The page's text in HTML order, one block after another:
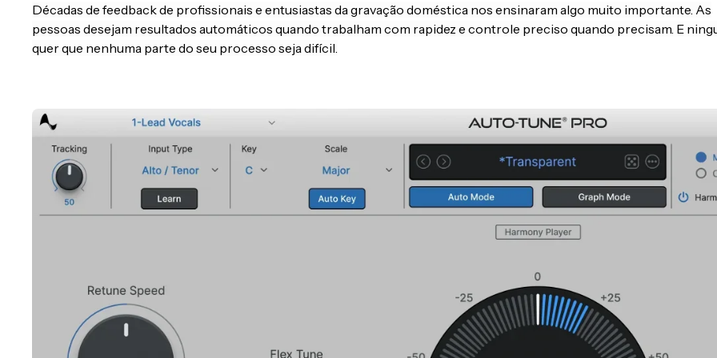
Décadas de feedback de profissionais e entusiastas da gravação doméstica nos ensinaram algo muito importante. As
pessoas desejam resultados automáticos quando trabalham com rapidez e controle preciso quando precisam. E
quer que nenhuma parte do seu processo seja difícil.